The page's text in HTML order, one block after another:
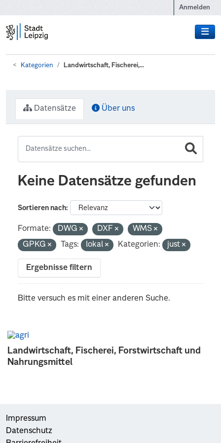
Anmelden
Kategorien Landwirtschaft, Fischerei,...
Landwirtschaft, Fischerei, Forstwirtschaft und
Nahrungsmittel
Datensätze Über uns
Keine Datensätze gefunden
Sortieren nach
Formate: DWG DXF
WMS
GPKG
Tags: lokal Kategorien: just
Ergebnisse filtern
Bitte versuch es mit einer anderen Suche.
Impressum
Datenschutz